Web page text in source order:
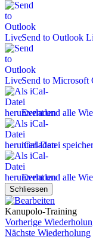
Send to Outlook
Send to Microsoft
Event und alle
iCal-Datei
Event und alle
Schliessen
Kanupolo-Training
Vorherige
Nächste Wiederholung